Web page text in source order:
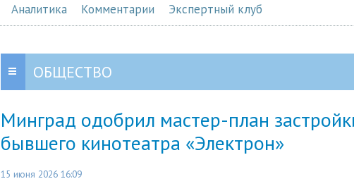
Аналитика Комментарии Экспертный клуб
ОБЩЕСТВО
Минград одобрил мастер-план
бывшего кинотеатра «Электрон»
15 июня 2026 16:09